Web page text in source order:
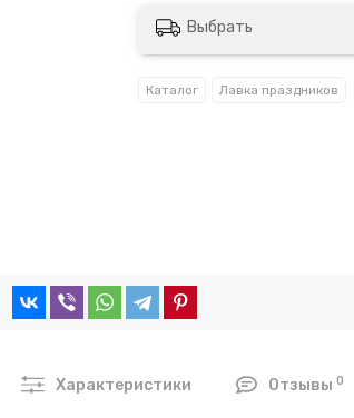
Выбрать
Каталог Лавка праздников
Характеристики Отзывы 0